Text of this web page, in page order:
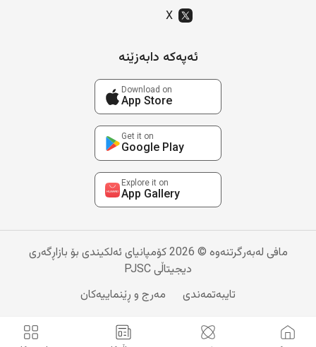
X
ئەپەکە دابەزێنە
Download on
App Store
Get it on
Google Play
Explore it on
App Gallery
مافی لەبەرگرتنەوە © 2026 کۆمپانیای ئەلکیندی بۆ بازاڕگەری
دیجیتاڵی PJSC
تایبەتمەندی
مەرج و ڕێنماییەکان